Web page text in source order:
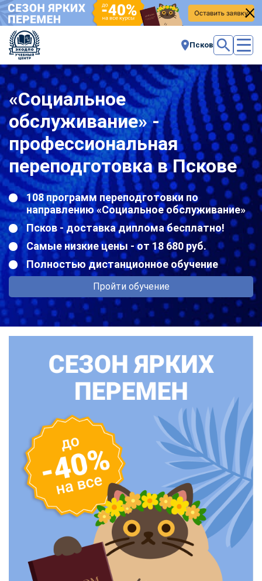
Псков
«Социальное
обслуживание» -
профессиональная
переподготовка в Пскове
108 программ переподготовки по
направлению «Социальное обслуживание»
Псков - доставка диплома бесплатно!
Самые низкие цены - от 18 680 руб.
Полностью дистанционное обучение
Пройти обучение